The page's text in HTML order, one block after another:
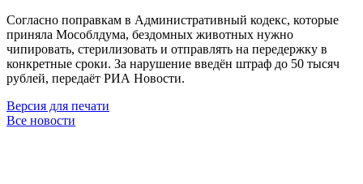
Согласно поправкам в Административный кодекс, которые
приняла Мособлдума, бездомных животных нужно
чипировать, стерилизовать и отправлять на передержку в
конкретные сроки. За нарушение введён штраф до 50 тысяч
рублей, передаёт РИА Новости.
Версия для печати
Все новости